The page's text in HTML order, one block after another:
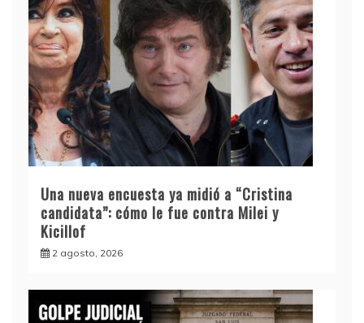
Una nueva encuesta ya midió a “Cristina
candidata”: cómo le fue contra Milei y
Kicillof
2 agosto, 2026